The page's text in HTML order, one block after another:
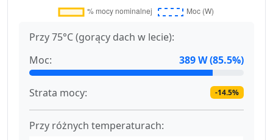
Przy 75°C (gorący dach w lecie):
Moc:
389 W (85.5%)
Strata mocy: -14.5%
Przy różnych temperaturach: